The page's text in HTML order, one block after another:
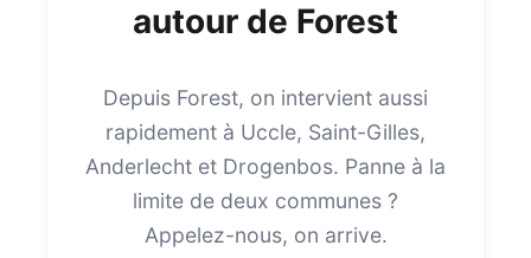
autour de Forest
Depuis Forest, on intervient aussi
rapidement à Uccle, Saint-Gilles,
Anderlecht et Drogenbos. Panne à la
limite de deux communes ?
Appelez-nous, on arrive.